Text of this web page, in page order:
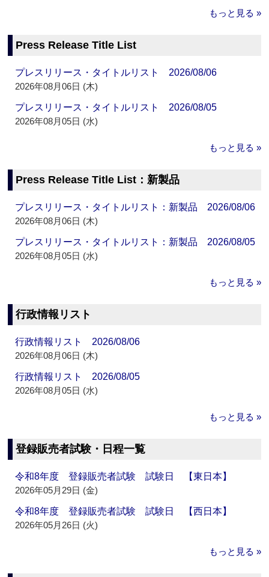
もっと見る »
Press Release Title List
プレスリリース・タイトルリスト 2026/08/06
2026年08月06日 (木)
プレスリリース・タイトルリスト 2026/08/05
2026年08月05日 (水)
もっと見る »
Press Release Title List：新製品
プレスリリース・タイトルリスト：新製品 2026/08/06
2026年08月06日 (木)
プレスリリース・タイトルリスト：新製品 2026/08/05
2026年08月05日 (水)
もっと見る »
行政情報リスト
行政情報リスト 2026/08/06
2026年08月06日 (木)
行政情報リスト 2026/08/05
2026年08月05日 (水)
もっと見る »
登録販売者試験・日程一覧
令和8年度 登録販売者試験 試験日 【東日本】
2026年05月29日 (金)
令和8年度 登録販売者試験 試験日 【西日本】
2026年05月26日 (火)
もっと見る »